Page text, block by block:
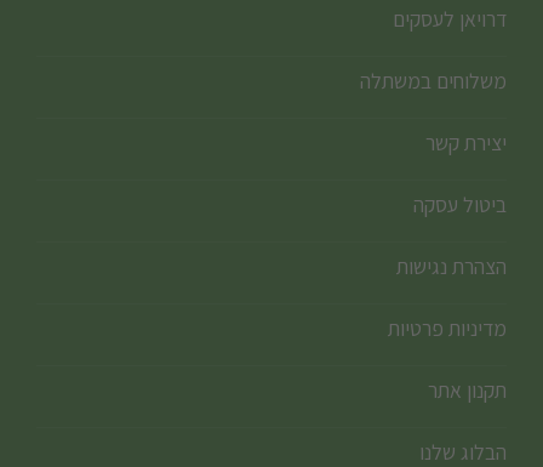
דרויאן לעסקים
משלוחים במשתלה
יצירת קשר
ביטול עסקה
הצהרת נגישות
מדיניות פרטיות
תקנון אתר
הבלוג שלנו